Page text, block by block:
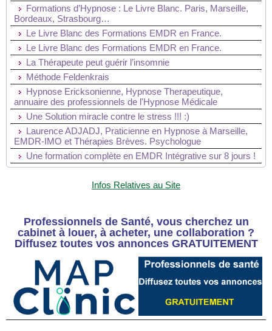
Formations d’Hypnose : Le Livre Blanc. Paris, Marseille,
Bordeaux, Strasbourg…
Le Livre Blanc des Formations EMDR en France.
Le Livre Blanc des Formations EMDR en France.
La Thérapeute peut guérir l’insomnie
Méthode Feldenkrais
Hypnose Ericksonienne, Hypnose Therapeutique,
annuaire des professionnels de l'Hypnose Médicale
Une Solution miracle contre le stress !!! :)
Laurence ADJADJ, Praticienne en Hypnose à Marseille,
EMDR-IMO et Thérapies Brèves. Psychologue
Une formation complète en EMDR Intégrative sur 8 jours !
Infos Relatives au Site
Professionnels de Santé, vous cherchez un
cabinet à louer, à acheter, une collaboration ?
Diffusez toutes vos annonces GRATUITEMENT